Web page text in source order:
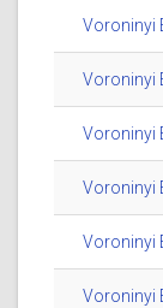
Voroninyi
Voroninyi
Voroninyi
Voroninyi
Voroninyi
Voroninyi